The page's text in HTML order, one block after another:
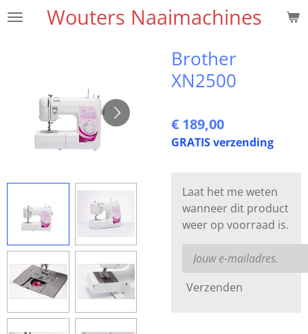
Ga
Wouters Naaimachines
Brother
XN2500
€ 189,00
GRATIS verzending
Laat het me weten
wanneer dit product
weer op voorraad is.
Verzenden